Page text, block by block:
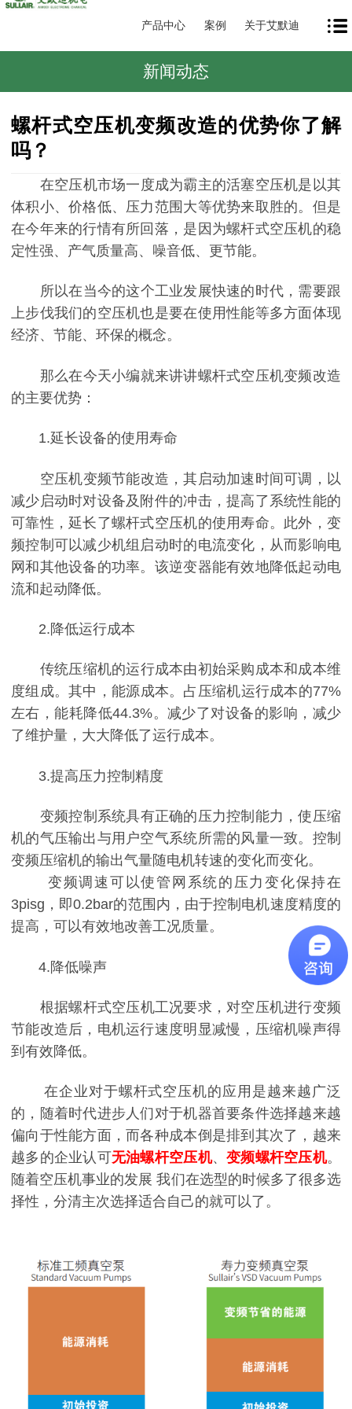
产品中心 案例 关于艾默迪
新闻动态
螺杆式空压机变频改造的优势你了解
吗？
在空压机市场一度成为霸主的活塞空压机是以其
体积小、价格低、压力范围 大等优势来取胜的。但是
在今年来的行情有所回落，是因为螺杆式空压机的稳
定性强、产气质量高、噪音低、更节能。
所以在当今的这个工业发展快速的时代，需要跟
上步伐我们的空压机也是要在使用性能等多方面体现
经济、节能、环保的概念。
那么在今天小编就来讲讲螺杆式空压机变频改造
的主要优势：
1.延长设备的使用寿命
空压机变频节能改造，其启动加速时间可调，以
减少启动时对设备及附件的冲击，提高了系统性能的
可靠性，延长了螺杆式空压机的使用寿命。此外， 变
频控制可以减少机组启动时的电流变化，从而影响电
网和其他设备的功率。该逆变器能有效地降低起动电
流和起动降低。
2.降低运行成本
传统压缩机的运行成本由初始采购成本和成本维
度组成。其中，能源成本。 占压缩机运行成本的77%
左右，能耗降低44.3%。减少了对设备的影响，减少
了维护量，大大降低了运行成本。
3.提高压力控制精度
变频控制系统具有正确的压力控制能力，使压缩
机的气压输出与用户空气系统所需的风量一致。控制
变频压缩机的输出气量随电机转速的变化而变化。
变频调速可以使管网系统的压力变化保持在
3pisg，即0.2bar的范围内，由于控制电机速度精度的
提高，可以有效地改善工况质量。
4.降低噪声
根据螺杆式空压机工况要求，对空压机进行变频
节能改造后，电机运行速度明显减慢，压缩机噪声得
到有效降低。
在企业对于螺杆式空压机的应用是越来越广泛
的，随着时代进步人们对于机器首要条件选择越来越
偏向于性能方面，而各种成本倒是排到其次了，越来
越多的企业认可无油螺杆空压机、变频螺杆空压机。
随着空压机事业的发展 我们在选型的时候多了很多选
择性，分清主次选择适合自己的就可以了。